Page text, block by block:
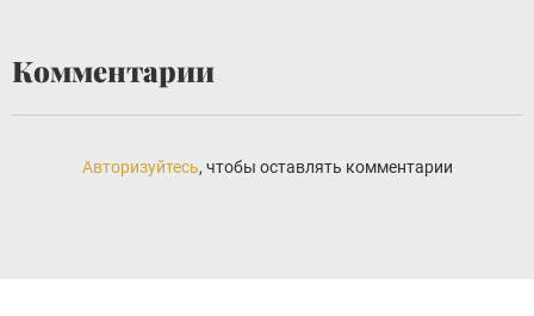
Комментарии
Авторизуйтесь, чтобы оставлять комментарии